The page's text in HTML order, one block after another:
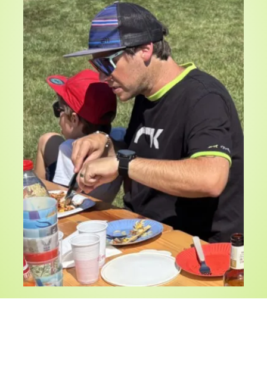
Albums
Entreprises
Histoire
Liens